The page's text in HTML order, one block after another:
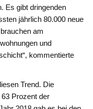
Es gibt dringenden
jährlich 80.000 neue
am
und
kommentierte
Trend. Die
Prozent der